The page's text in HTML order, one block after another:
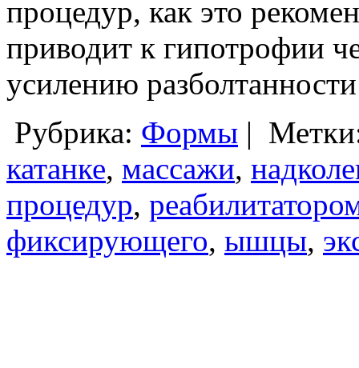
процедур, как это
приводит к гипотрофии
усилению
Рубрика: Формы |
катанке, массажи,
процедур,
фиксирующего, ышцы,